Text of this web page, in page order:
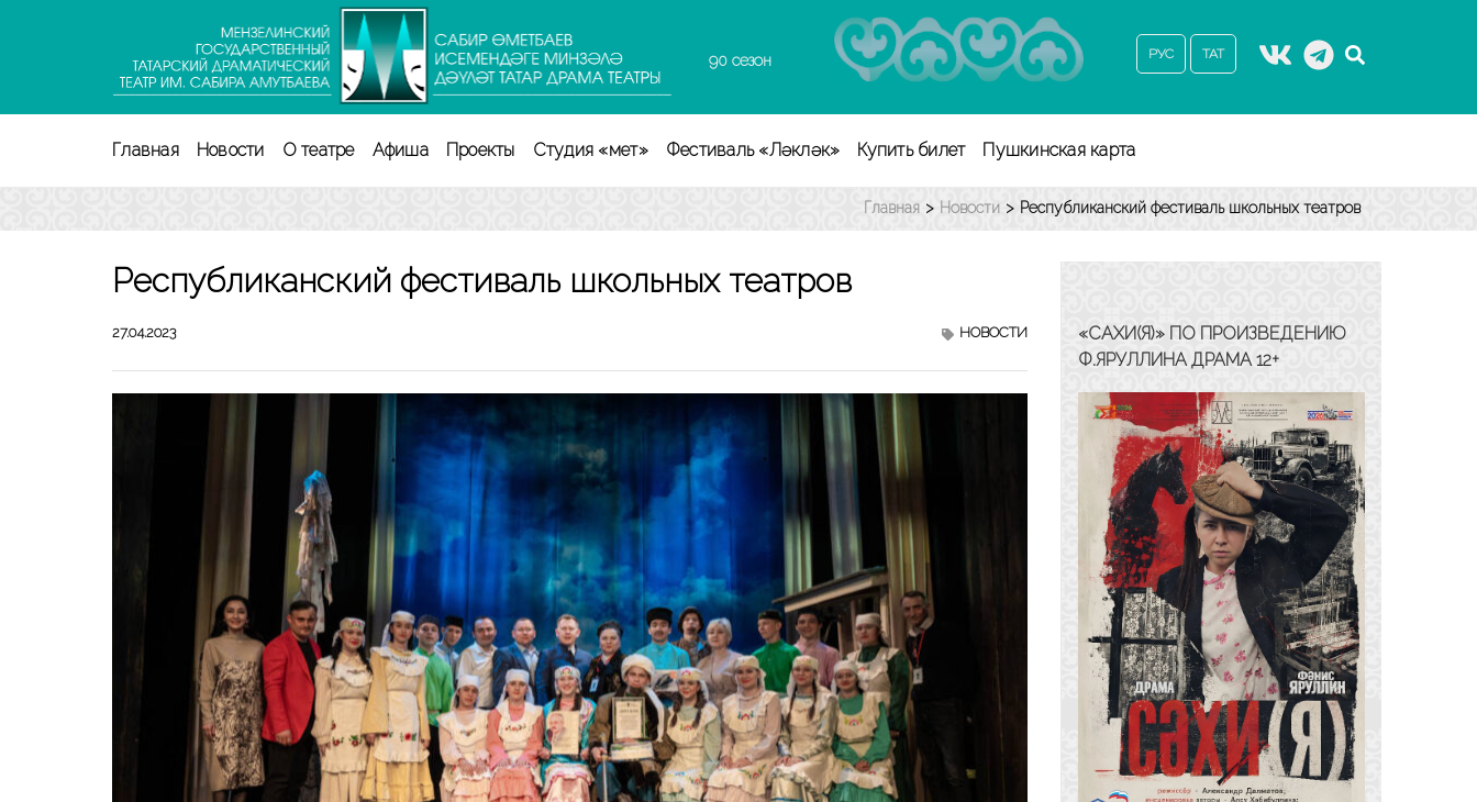
Enter)
90 сезон РУС ТАТ
Главная Новости О театре Афиша Проекты Студия «Өмет» Фестиваль «Ләкләк» Купить билет Пушкинская карта
Главная > Новости > Республиканский фестиваль школьных театров
Республиканский фестиваль школьных театров
27.04.2023 НОВОСТИ
«САХИ(Я)» ПО ПРОИЗВЕДЕНИЮ
Ф.ЯРУЛЛИНА ДРАМА 12+